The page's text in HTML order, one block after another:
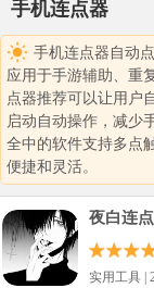
手机连点器
手机连点器自动
应用于手游辅助、重
点器推荐可以让用户
启动自动操作，减少
全中的软件支持多点
便捷和灵活。
夜白连
实用工具 |